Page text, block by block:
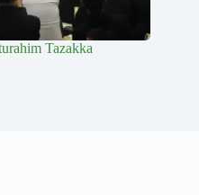
Tazakka